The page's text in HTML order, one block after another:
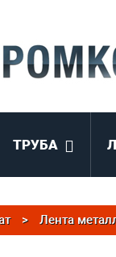
ТРУБА
> Лента